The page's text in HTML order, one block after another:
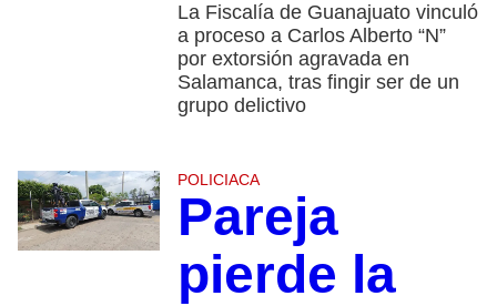
La Fiscalía de Guanajuato vinculó
a proceso a Carlos Alberto “N”
por extorsión agravada en
Salamanca, tras fingir ser de un
grupo delictivo
POLICIACA
Pareja
pierde la